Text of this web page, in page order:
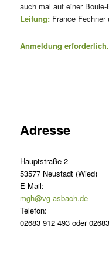
auch mal auf einer Boule-
Leitung:France Fechner
Anmeldung erforderlich.
Adresse
Hauptstraße 2
53577 Neustadt (Wied)
E-Mail:
mgh@vg-asbach.de
Telefon:
02683 912 493 oder